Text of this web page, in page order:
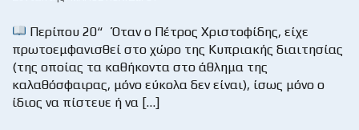
Περίπου 20“ Όταν ο Πέτρος Χριστοφίδης, είχε
πρωτοεμφανισθεί στο χώρο της Κυπριακής διαιτησίας
(της οποίας τα καθήκοντα στο άθλημα της
καλαθόσφαιρας, μόνο εύκολα δεν είναι), ίσως μόνο ο
ίδιος να πίστευε ή να […]